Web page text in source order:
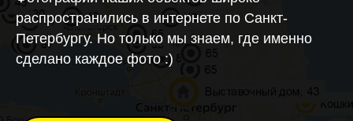
распространились в интернете по Санкт-
Петербургу. Но только мы знаем, где именно
сделано каждое фото :)